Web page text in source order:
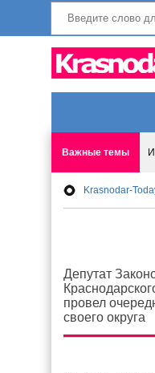
Важные темы
Krasnodar-
Депутат
провел
своего округа